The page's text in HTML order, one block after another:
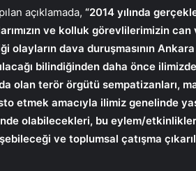
açıklamada, “2014 yılında
ve kolluk görevlilerimizin
olayların dava duruşmasının
bilindiğinden daha önce
olan terör örgütü sempatizanları,
etmek amacıyla ilimiz genelinde
olabilecekleri, bu eylem/
ve toplumsal çatışma